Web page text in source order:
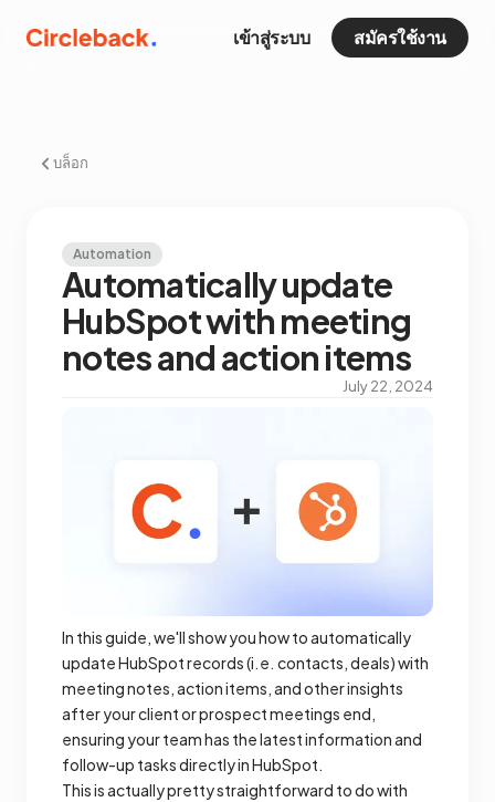
เข้าสู่ระบบ สมัครใช้งาน
บล็อก
Automation
Automatically update
HubSpot with meeting
notes and action items
July 22, 2024
In this guide, we'll show you how to automatically
update HubSpot records (i.e. contacts, deals) with
meeting notes, action items, and other insights
after your client or prospect meetings end,
ensuring your team has the latest information and
follow-up tasks directly in HubSpot.
This is actually pretty straightforward to do with